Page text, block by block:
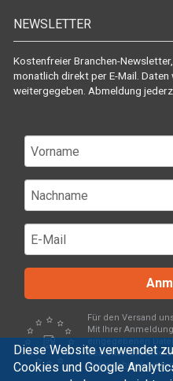
Diese Website verwendet
Cookies und Google
NEWSLETTER
Kostenfreier Branchen-
monatlich direkt per E-Mail.
weitergegeben. Abmeldung
Für den Versand
Mit Ihrer
eingegebenen
Beachten Sie bitte